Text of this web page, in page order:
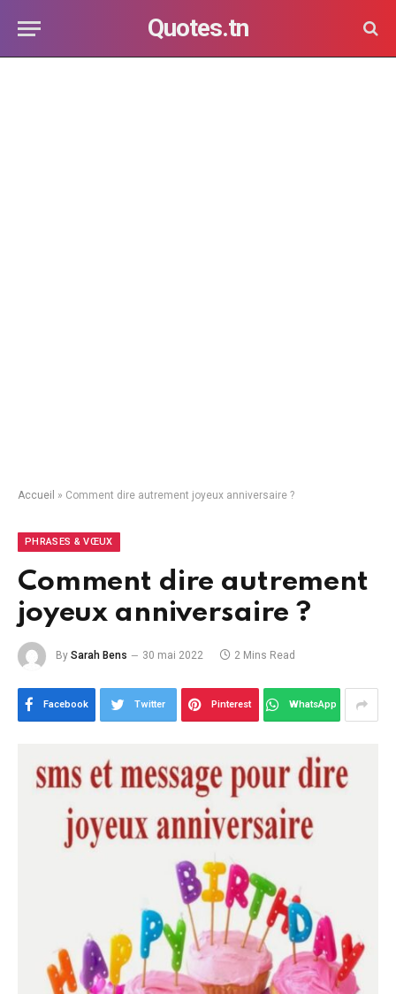
Quotes.tn
Accueil » Comment dire autrement joyeux anniversaire ?
PHRASES & VŒUX
Comment dire autrement
joyeux anniversaire ?
By Sarah Bens 30 mai 2022 2 Mins Read
Facebook Twitter Pinterest WhatsApp